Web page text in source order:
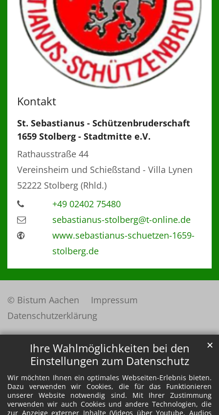
Ihre Wahlmöglichkeiten bei den
Einstellungen zum Datenschutz
Wir möchten Ihnen ein optimales Webseiten-Erlebnis bieten.
Dazu verwenden wir Cookies, die für das Funktionieren
unserer Website notwendig sind. Mit Ihrer Zustimmung
verwenden wir auch Cookies und andere Technologien, die
zur Anzeige externer Inhalte (Videos über Youtube, Audios
✕
Kontakt
St. Sebastianus - Schützenbruderschaft
1659 Stolberg - Stadtmitte e.V.
Rathausstraße 44
Vereinsheim und Schießstand - Villa Lynen
52222 Stolberg (Rhld.)
+49 02402 75480
sebastianus-stolberg@t-online.de
www.sebastianus-schuetzen-1659-
stolberg.de
© Bistum Aachen
Impressum
Datenschutzerklärung